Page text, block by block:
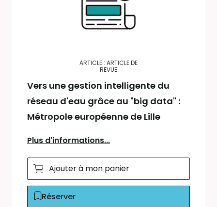
ARTICLE : ARTICLE DE
REVUE
Vers une gestion intelligente du
réseau d'eau grâce au "big data" :
Métropole européenne de Lille
Plus d'informations...
Ajouter à mon panier
Réserver